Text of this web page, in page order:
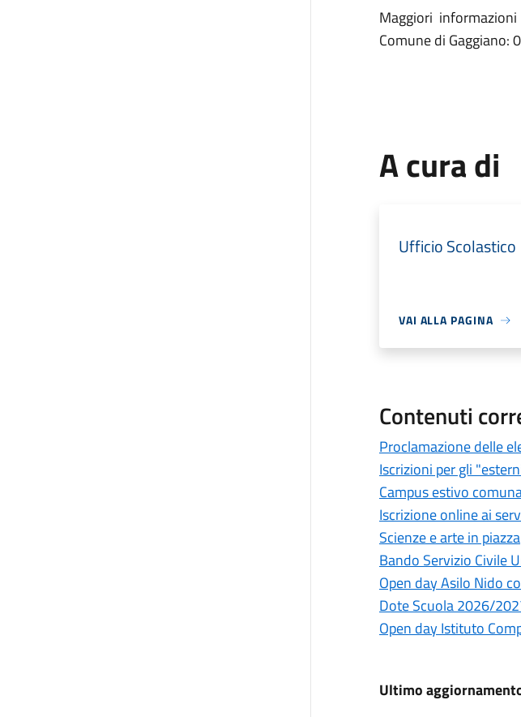
Maggiori
Comune di Gaggiano:
A cura di
Ufficio Scolastico
VAI ALLA PAGINA
Contenuti
Proclamazione delle
Iscrizioni per gli
Campus estivo
Iscrizione online ai
Scienze e arte in piazza
Bando Servizio Civile
Open day Asilo Nido
Dote Scuola 2026/
Open day Istituto
Ultimo